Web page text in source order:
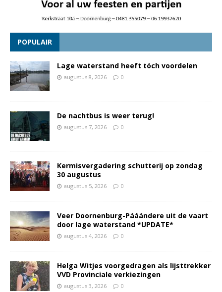
POPULAIR
Lage waterstand heeft tóch voordelen
augustus 8, 2026 0
De nachtbus is weer terug!
augustus 7, 2026 0
Kermisvergadering schutterij op zondag
30 augustus
augustus 5, 2026 0
Veer Doornenburg-Pááándere uit de vaart
door lage waterstand *UPDATE*
augustus 4, 2026 0
Helga Witjes voorgedragen als lijsttrekker
VVD Provinciale verkiezingen
augustus 3, 2026 0